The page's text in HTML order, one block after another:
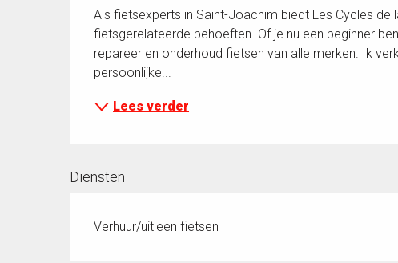
Als fietsexperts in Saint-Joachim biedt Les Cycles de
fietsgerelateerde behoeften. Of je nu een beginner
repareer en onderhoud fietsen van alle merken. Ik
persoonlijke...
Lees verder
Diensten
Verhuur/uitleen fietsen